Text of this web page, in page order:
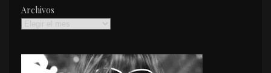
Archivos